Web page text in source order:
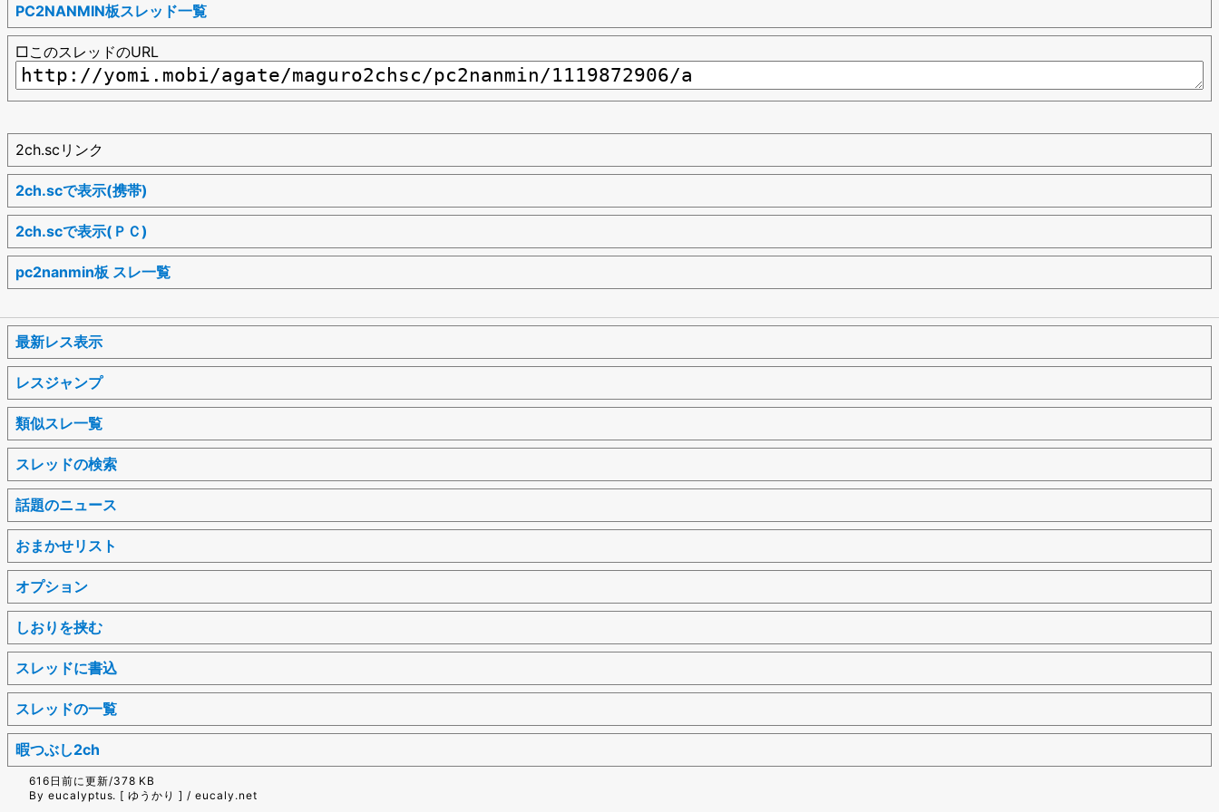
PC2NANMIN板スレッド一覧
□このスレッドのURL
2ch.scリンク
2ch.scで表示(携帯)
2ch.scで表示(ＰＣ)
pc2nanmin板 スレ一覧
最新レス表示
レスジャンプ
類似スレ一覧
スレッドの検索
話題のニュース
おまかせリスト
オプション
しおりを挟む
スレッドに書込
スレッドの一覧
暇つぶし2ch
616日前に更新/378 KB
By eucalyptus. [ ゆうかり ] / eucaly.net